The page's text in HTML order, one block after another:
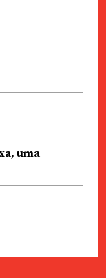
uma